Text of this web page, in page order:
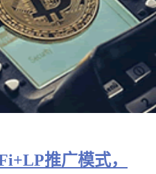
推广模式，